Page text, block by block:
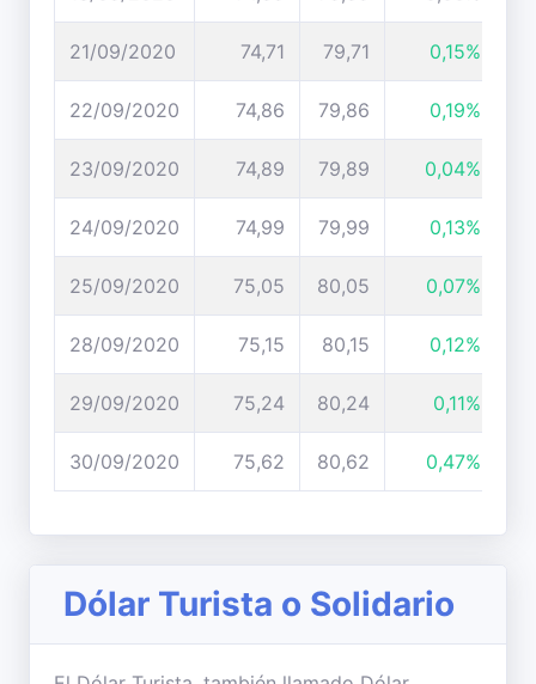
21/09/2020 74,71 79,71 0,15%
22/09/2020 74,86 79,86 0,19%
23/09/2020 74,89 79,89 0,04%
24/09/2020 74,99 79,99 0,13%
25/09/2020 75,05 80,05 0,07%
28/09/2020 75,15 80,15 0,12%
29/09/2020 75,24 80,24 0,11%
30/09/2020 75,62 80,62 0,47%
Dólar Turista o Solidario